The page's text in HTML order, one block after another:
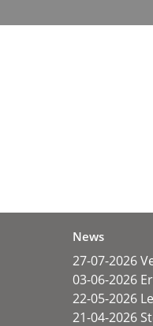
News
27-07-2026
03-06-2026
22-05-2026
21-04-2026